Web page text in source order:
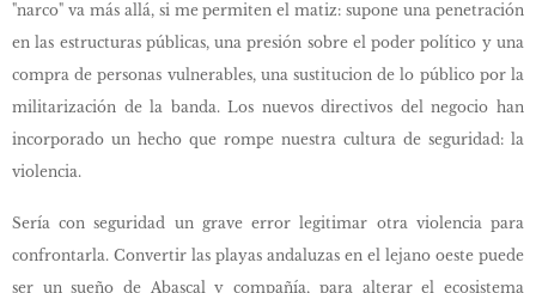
"narco" va más allá, si me permiten el matiz: supone una penetración
en las estructuras públicas, una presión sobre el poder político y una
compra de personas vulnerables, una sustitucion de lo público por la
militarización de la banda. Los nuevos directivos del negocio han
incorporado un hecho que rompe nuestra cultura de seguridad: la
violencia.
Sería con seguridad un grave error legitimar otra violencia para
confrontarla. Convertir las playas andaluzas en el lejano oeste puede
ser un sueño de Abascal y compañía, para alterar el ecosistema